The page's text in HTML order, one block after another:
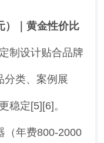
）｜黄金性价比
制设计贴合品牌
分类、案例展
稳定[5][6]。
（年费800-2000